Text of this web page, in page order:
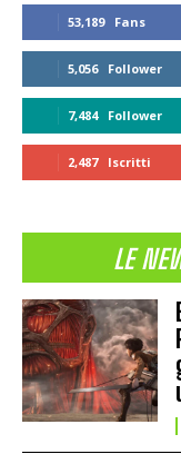
53,189 Fans
5,056 Follower
7,484 Follower
2,487 Iscritti
LE